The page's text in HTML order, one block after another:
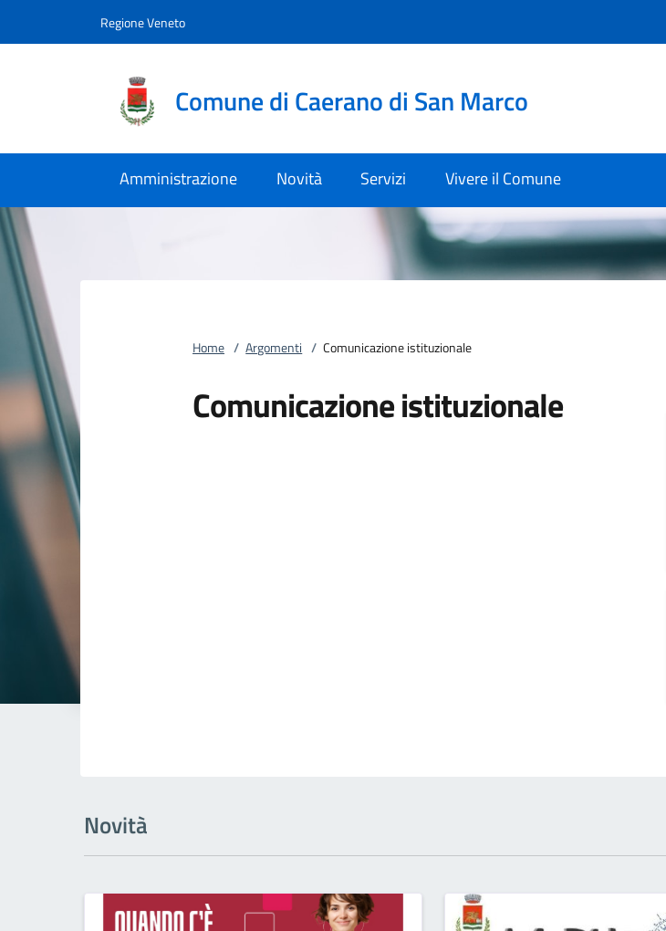
Regione Veneto
Comune di Caerano di San Marco
Amministrazione Novità Servizi Vivere il Comune
Home / Argomenti / Comunicazione istituzionale
Comunicazione istituzionale
Novità